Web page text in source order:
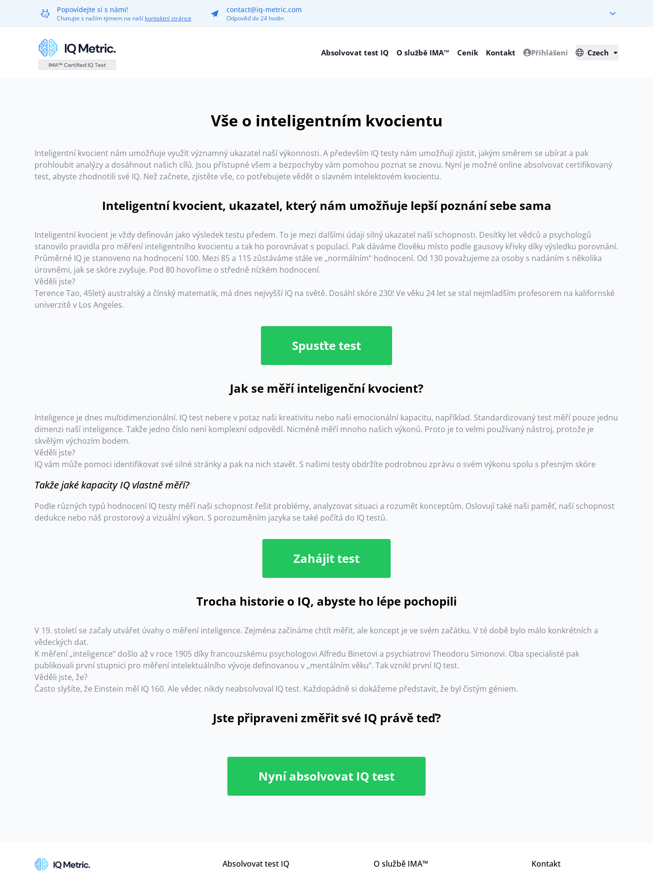
Popovídejte si s námi!
Chatujte s naším týmem na naší kontaktní stránce
contact@iq-metric.com
Odpověď do 24 hodin
Absolvovat test IQ O službě IMA™ Ceník Kontakt Přihlášení Czech
Vše o inteligentním kvocientu
Inteligentní kvocient nám umožňuje využít významný ukazatel naší výkonnosti. A především IQ testy nám umožňují zjistit, jakým směrem se ubírat a pak
prohloubit analýzy a dosáhnout našich cílů. Jsou přístupné všem a bezpochyby vám pomohou poznat se znovu. Nyní je možné online absolvovat certifikovaný
test, abyste zhodnotili své IQ. Než začnete, zjistěte vše, co potřebujete vědět o slavném Intelektovém kvocientu.
Inteligentní kvocient, ukazatel, který nám umožňuje lepší poznání sebe sama
Inteligentní kvocient je vždy definován jako výsledek testu předem. To je mezi dalšími údaji silný ukazatel naší schopnosti. Desítky let vědců a psychologů
stanovilo pravidla pro měření inteligentního kvocientu a tak ho porovnávat s populací. Pak dáváme člověku místo podle gausovy křivky díky výsledku porovnání.
Průměrné IQ je stanoveno na hodnocení 100. Mezi 85 a 115 zůstáváme stále ve „normálním“ hodnocení. Od 130 považujeme za osoby s nadáním s několika
úrovněmi, jak se skóre zvyšuje. Pod 80 hovoříme o středně nízkém hodnocení.
Věděli jste?
Terence Tao, 45letý australský a čínský matematik, má dnes nejvyšší IQ na světě. Dosáhl skóre 230! Ve věku 24 let se stal nejmladším profesorem na kalifornské
univerzitě v Los Angeles.
Spusťte test
Jak se měří inteligenční kvocient?
Inteligence je dnes multidimenzionální. IQ test nebere v potaz naši kreativitu nebo naši emocionální kapacitu, například. Standardizovaný test měří pouze jednu
dimenzi naší inteligence. Takže jedno číslo není komplexní odpovědí. Nicméně měří mnoho našich výkonů. Proto je to velmi používaný nástroj, protože je
skvělým výchozím bodem.
Věděli jste?
IQ vám může pomoci identifikovat své silné stránky a pak na nich stavět. S našimi testy obdržíte podrobnou zprávu o svém výkonu spolu s přesným skóre
Takže jaké kapacity IQ vlastně měří?
Podle různých typů hodnocení IQ testy měří naši schopnost řešit problémy, analyzovat situaci a rozumět konceptům. Oslovují také naši paměť, naší schopnost
dedukce nebo náš prostorový a vizuální výkon. S porozuměním jazyka se také počítá do IQ testů.
Zahájit test
Trocha historie o IQ, abyste ho lépe pochopili
V 19. století se začaly utvářet úvahy o měření inteligence. Zejména začínáme chtít měřit, ale koncept je ve svém začátku. V té době bylo málo konkrétních a
vědeckých dat.
K měření „inteligence“ došlo až v roce 1905 díky francouzskému psychologovi Alfredu Binetovi a psychiatrovi Theodoru Simonovi. Oba specialisté pak
publikovali první stupnici pro měření intelektuálního vývoje definovanou v „mentálním věku“. Tak vznikl první IQ test.
Věděli jste, že?
Často slyšíte, že Einstein měl IQ 160. Ale vědec nikdy neabsolvoval IQ test. Každopádně si dokážeme představit, že byl čistým géniem.
Jste připraveni změřit své IQ právě teď?
Nyní absolvovat IQ test
Absolvovat test IQ O službě IMA™ Kontakt